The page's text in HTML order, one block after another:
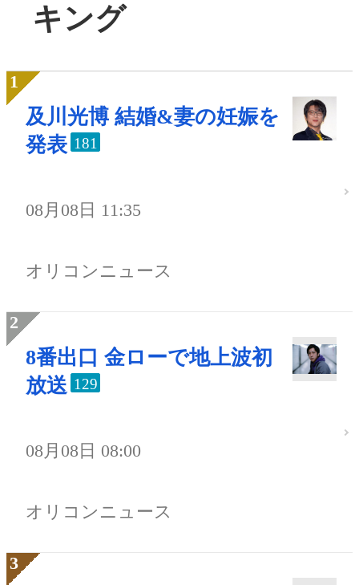
キング
及川光博 結婚&妻の妊娠を
発表 181
08月08日 11:35
オリコンニュース
8番出口 金ローで地上波初
放送 129
08月08日 08:00
オリコンニュース